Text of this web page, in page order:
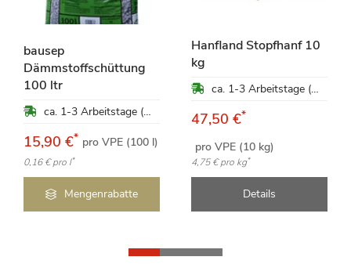
bausep
Dämmstoffschüttung
100 ltr
ca. 1-3 Arbeitstage (Mo-Fr)
15,90 €* pro VPE (100 l)
0,16 €pro l*
Mengenrabatte
Hanfland Stopfhanf 10
kg
ca. 1-3 Arbeitstage (Mo-Fr)
47,50 €*
pro VPE (10 kg)
4,75 €pro kg*
Details